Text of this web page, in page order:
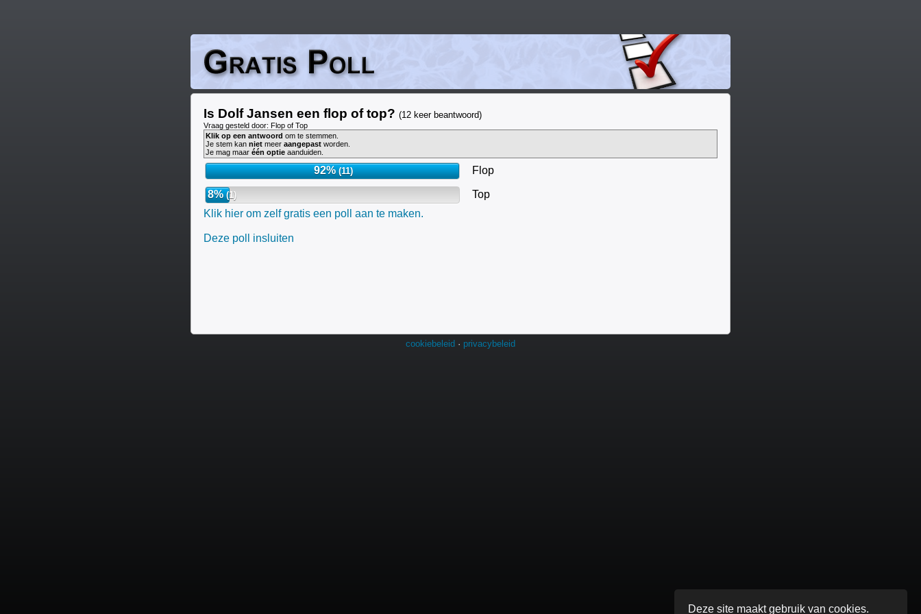
Is Dolf Jansen een flop of top? (12 keer beantwoord)
Vraag gesteld door: Flop of Top
Klik op een antwoord om te stemmen.
Je stem kanniet meeraangepast worden.
Je mag maaréén optie aanduiden.
92%(11) Flop
8%(1)
Top
Klik hier om zelf gratis een poll aan te maken.
Deze poll insluiten
cookiebeleid · privacybeleid
Deze site maakt gebruik van cookies.